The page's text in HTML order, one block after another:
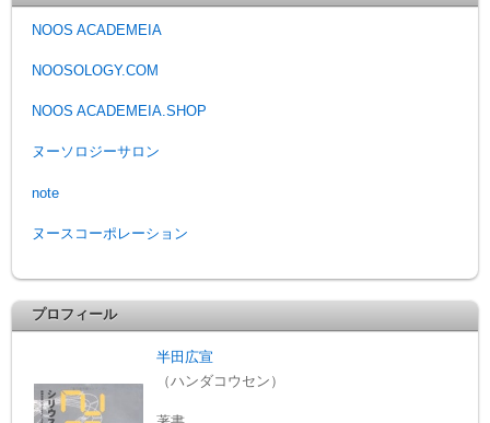
NOOS ACADEMEIA
NOOSOLOGY.COM
NOOS ACADEMEIA.SHOP
ヌーソロジーサロン
note
ヌースコーポレーション
プロフィール
半田広宣
（ハンダコウセン）